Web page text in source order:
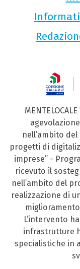
nell’ambito
progetti di
imprese” -
ricevuto il
nell’ambito del
realizzazione di
L’intervento
infrastrutture
specialistiche in